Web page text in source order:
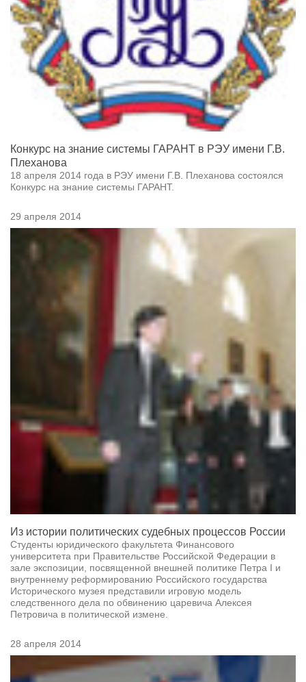
Конкурс на знание системы ГАРАНТ в РЭУ имени Г.В.
Плеханова
18 апреля 2014 года в РЭУ имени Г.В. Плеханова состоялся
Конкурс на знание системы ГАРАНТ.
29 апреля 2014
Из истории политических судебных процессов России
Студенты юридического факультета Финансового
университета при Правительстве Российской Федерации в
зале экспозиции, посвященной внешней политике Петра I и
внутреннему реформированию Российского государства
Исторического музея представили игровую модель
следственного дела по обвинению царевича Алексея
Петровича в политической измене.
28 апреля 2014